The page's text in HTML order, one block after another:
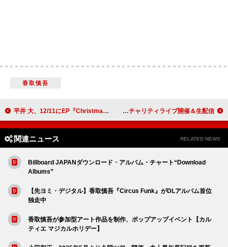
香取慎吾
平井 大、12/11にEP『Christmas Wish』をリリース 大黒摩季、新曲「STAND UP!!★」12/5配信リリース 当日は能登半島チャリティライブ開催＆生配信
関連ニュース RELATED NEWS
Billboard JAPANダウンロード・アルバム・チャート“Download
Albums”
【先ヨミ・デジタル】香取慎吾『Circus Funk』がDLアルバム首位
独走中
香取慎吾が参加型アート作品を制作、ポップアップイベント【カル
ティエ マジカルホリデー】